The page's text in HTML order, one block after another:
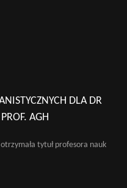
DLA DR
AGH
tytuł profesora nauk